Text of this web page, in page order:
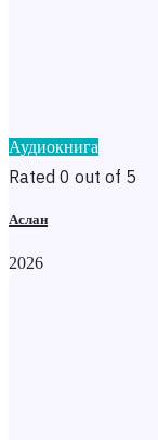
Аудиокнига
Rated 0 out of 5
Аслан
2026